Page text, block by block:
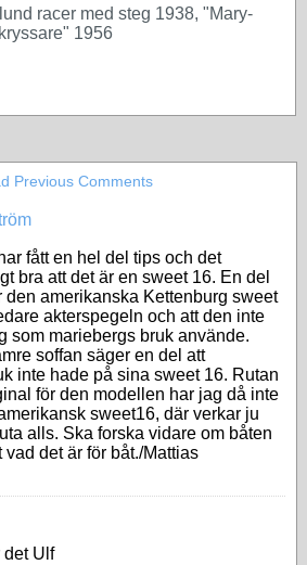
racer med steg 1938, "Mary-
1956
Previous Comments
fått en hel del tips och det
bra att det är en sweet 16. En del
den amerikanska Kettenburg sweet
akterspegeln och att den inte
som mariebergs bruk använde.
soffan säger en del att
inte hade på sina sweet 16. Rutan
för den modellen har jag då inte
sweet16, där verkar ju
alls. Ska forska vidare om båten
vad det är för båt./Mattias
det Ulf